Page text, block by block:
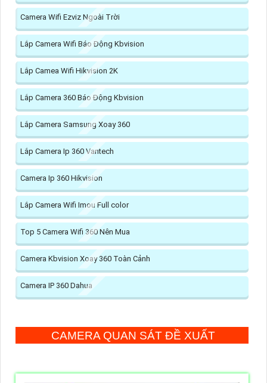
Camera Wifi Ezviz Ngoài Trời
Lắp Camera Wifi Báo Động Kbvision
Lắp Camea Wifi Hikvision 2K
Lắp Camera 360 Báo Động Kbvision
Lắp Camera Samsung Xoay 360
Lắp Camera Ip 360 Vantech
Camera Ip 360 Hikvision
Lắp Camera Wifi Imou Full color
Top 5 Camera Wifi 360 Nên Mua
Camera Kbvision Xoay 360 Toàn Cảnh
Camera IP 360 Dahua
CAMERA QUAN SÁT ĐỀ XUẤT